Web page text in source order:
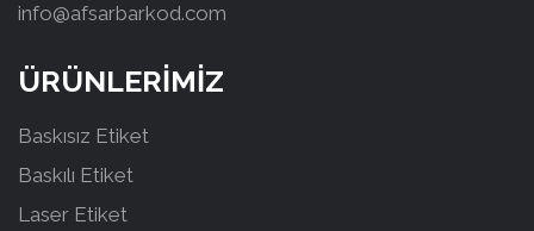
info@afsarbarkod.com
ÜRÜNLERİMİZ
Baskısız Etiket
Baskılı Etiket
Laser Etiket